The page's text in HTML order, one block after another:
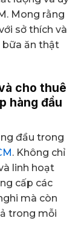
Mong rằng
sở thích và
bữa ăn thật
cho thuê
hàng đầu
đầu trong
. Không chỉ
linh hoạt
cấp các
mà còn
trong mỗi